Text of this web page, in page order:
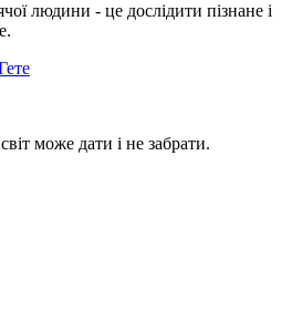
людини - це дослідити пізнане і
може дати і не забрати.